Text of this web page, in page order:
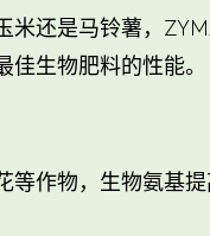
米还是马铃薯，
生物肥料的性能。
等作物，生物氨基